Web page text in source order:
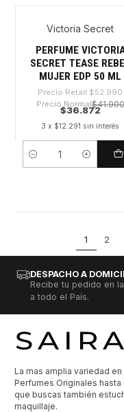
-30%Victoria Secret
PERFUME
SECRET TEASE
MUJER EDP 50 ML
Precio Retail $52.990
Precio Normal$41.900
$36.872
3 x $12.291 sin interés
Cantidad
1 2
DESPACHO A
Recibe tu pedido en
a todo el País.
La mas amplia variedad
Perfumes Originales
que buscas también
maquillaje.